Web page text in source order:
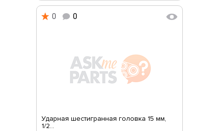
0 0
Ударная шестигранная головка 15 мм,
1/2...